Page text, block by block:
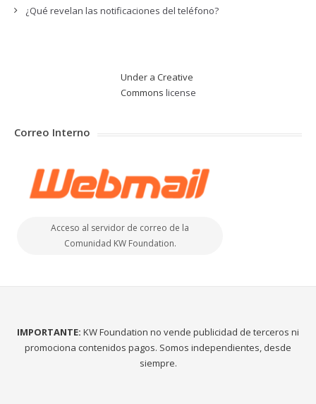
¿Qué revelan las notificaciones del teléfono?
Under a Creative
Commons license
Correo Interno
Acceso al servidor de correo de la
Comunidad KW Foundation.
IMPORTANTE: KW Foundation no vende publicidad de terceros ni
promociona contenidos pagos. Somos independientes, desde
siempre.